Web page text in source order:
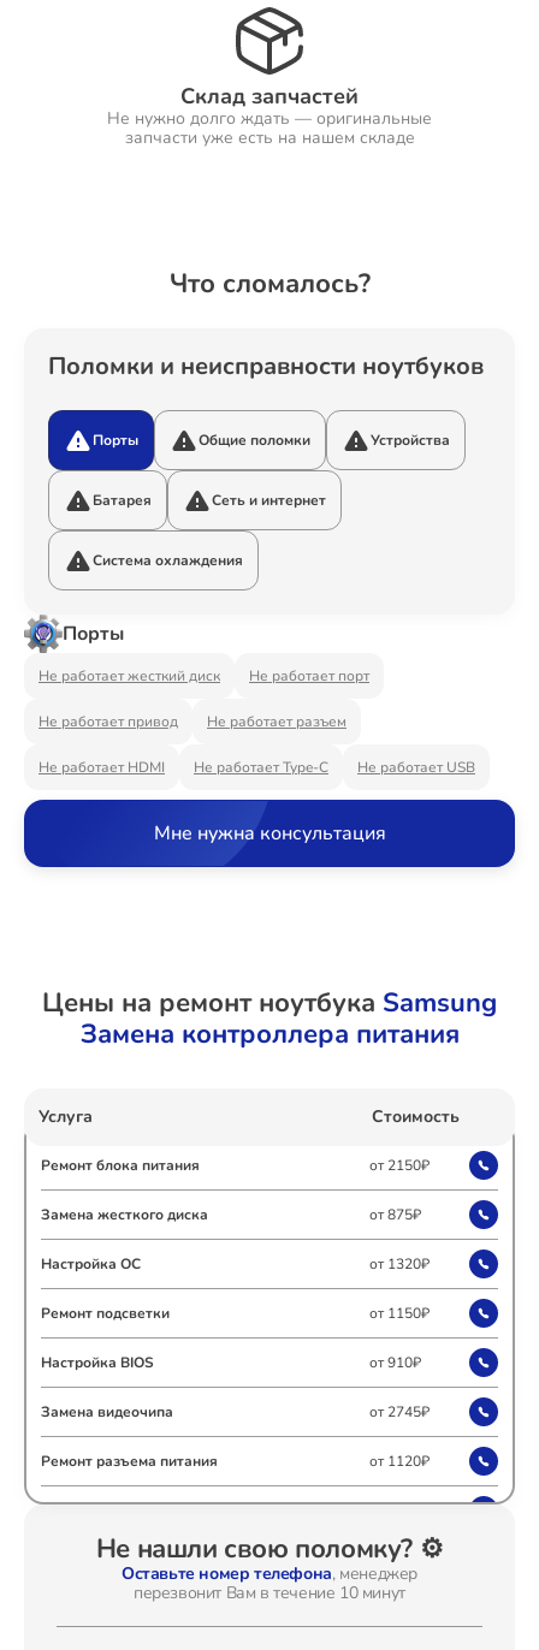
Склад запчастей
Не нужно долго ждать — оригинальные
запчасти уже есть на нашем складе
Что сломалось?
Поломки и неисправности ноутбуков
Порты Общие поломки Устройства
Батарея Сеть и интернет
Система охлаждения
Порты
Не работает жесткий диск Не работает порт
Не работает привод Не работает разъем
Не работает HDMI Не работает Type-C Не работает USB
Мне нужна консультация
Цены на ремонт ноутбука Samsung
Замена контроллера питания
Услуга Стоимость
Ремонт блока питания от 2150₽
Замена жесткого диска от 875₽
Настройка ОС от 1320₽
Ремонт подсветки от 1150₽
Настройка BIOS от 910₽
Замена видеочипа от 2745₽
Ремонт разъема питания от 1120₽
Замена видеокарты от 1795₽
Ремонт цепей питания от 2500₽
Не нашли свою поломку? ⚙️
Оставьте номер телефона, менеджер
перезвонит Вам в течение 10 минут
Ремонт Посудомоечных машин
Ремонт Холодильников
Ремонт Варочных панелей
Ремонт Акустических систем
Ремонт Видеостен
Ремонт Водонагревателей
Ремонт Духовых шкафов
Ремонт Морозильных камер
Ремонт ТВ-приставок
Ремонт Сушильных машин